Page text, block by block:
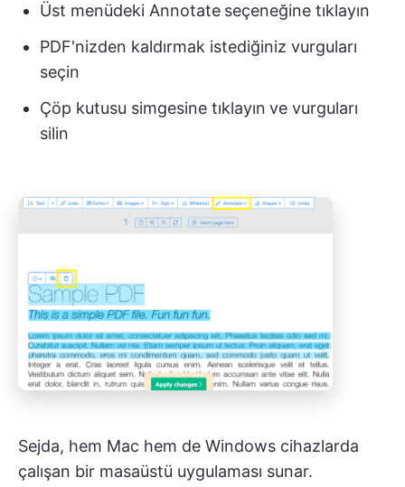
Üst menüdeki Annotate seçeneğine tıklayın
PDF'nizden kaldırmak istediğiniz vurguları
seçin
Çöp kutusu simgesine tıklayın ve vurguları
silin
Sejda, hem Mac hem de Windows cihazlarda
çalışan bir masaüstü uygulaması sunar.